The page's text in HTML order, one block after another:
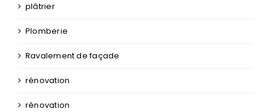
plâtrier
Plomberie
Ravalement de façade
rénovation
rénovation